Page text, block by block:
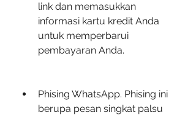
link dan memasukkan
informasi kartu kredit Anda
untuk memperbarui
pembayaran Anda.
Phising WhatsApp. Phising ini
berupa pesan singkat palsu